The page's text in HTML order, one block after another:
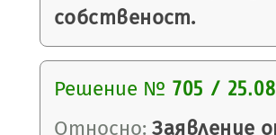
собственост.
Решение № 705 /
Относно: Заявление